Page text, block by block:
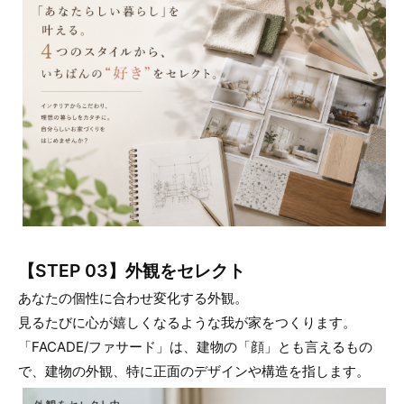
【STEP 03】外観をセレクト
あなたの個性に合わせ変化する外観。
見るたびに心が嬉しくなるような我が家をつくります。
「FACADE/ファサード」は、建物の「顔」とも言えるもの
で、建物の外観、特に正面のデザインや構造を指します。